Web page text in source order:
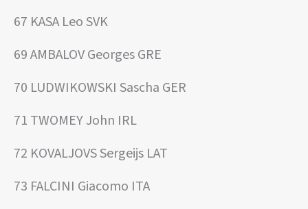
67 KASA Leo SVK
69 AMBALOV Georges GRE
70 LUDWIKOWSKI Sascha GER
71 TWOMEY John IRL
72 KOVALJOVS Sergeijs LAT
73 FALCINI Giacomo ITA